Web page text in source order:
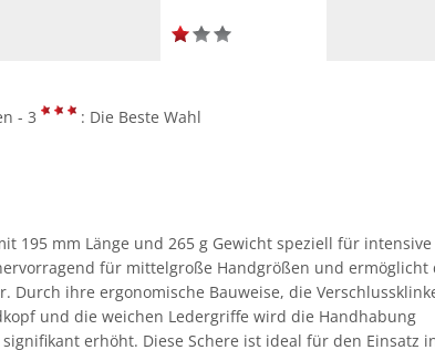
- 3 : Die Beste Wahl
195 mm Länge und 265 g Gewicht speziell für intensive
für mittelgroße Handgrößen und ermöglicht
Durch ihre ergonomische Bauweise, die
und die weichen Ledergriffe wird die Handhabung
erhöht. Diese Schere ist ideal für den Einsatz